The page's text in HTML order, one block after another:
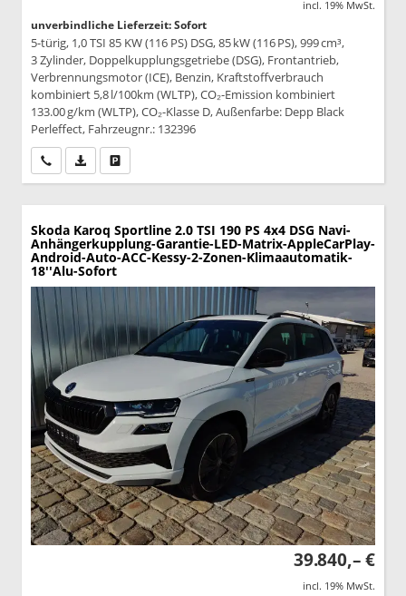
incl. 19% MwSt.
unverbindliche Lieferzeit: Sofort
5-türig, 1,0 TSI 85 KW (116 PS) DSG, 85 kW (116 PS), 999 cm³,
3 Zylinder, Doppelkupplungsgetriebe (DSG), Frontantrieb,
Verbrennungsmotor (ICE), Benzin, Kraftstoffverbrauch
kombiniert 5,8 l/100km (WLTP), CO₂-Emission kombiniert
133.00 g/km (WLTP), CO₂-Klasse D, Außenfarbe: Depp Black
Perleffect, Fahrzeugnr.: 132396
Wir rufen Sie anPDF-Datei, Fahrzeugexposé drucken
Skoda Karoq Sportline 2.0 TSI 190 PS 4x4 DSG Navi-
Anhängerkupplung-Garantie-LED-Matrix-AppleCarPlay-
Android-Auto-ACC-Kessy-2-Zonen-Klimaautomatik-
18''Alu-Sofort
39.840,– €
incl. 19% MwSt.